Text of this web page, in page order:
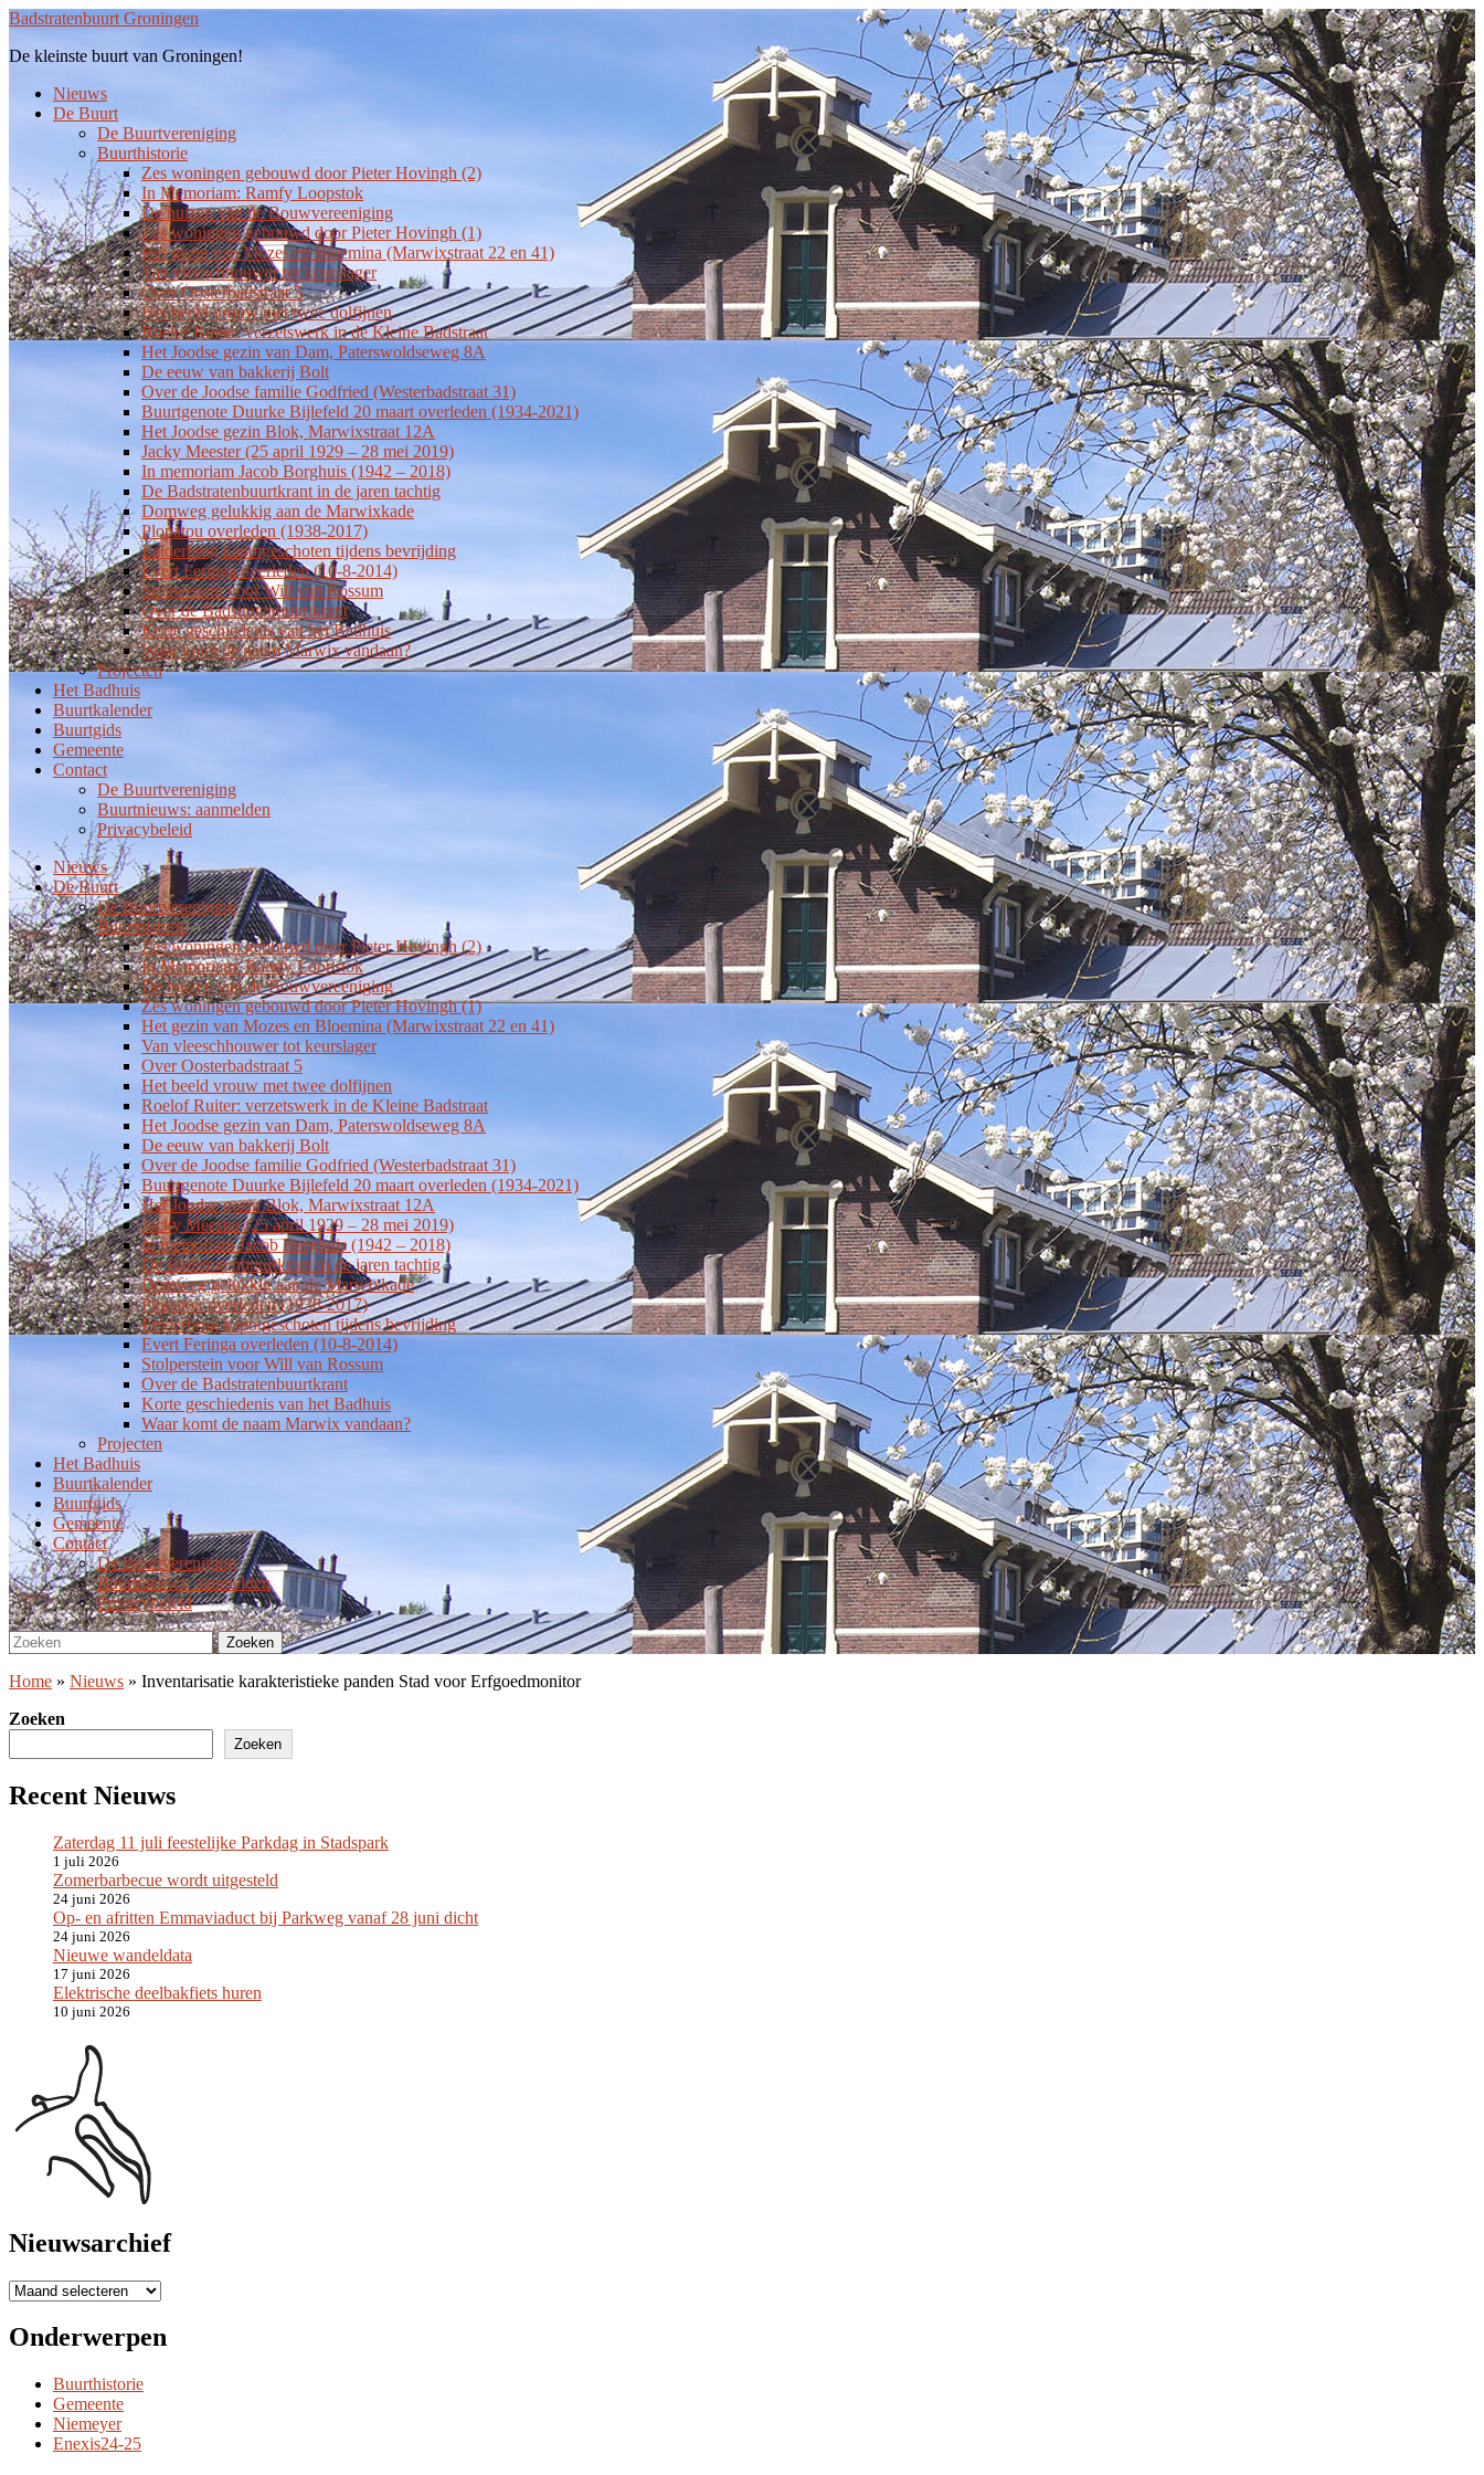
Overslaan
de
inhoud
Badstratenbuurt Groningen
De kleinste buurt van Groningen!
Toggle
mobiel
Nieuws
De Buurt
De Buurtvereniging
Buurthistorie
Zes woningen gebouwd door Pieter Hovingh (2)
In Memoriam: Ramfy Loopstok
De huizen van de Bouwvereeniging
Zes woningen gebouwd door Pieter Hovingh (1)
Het gezin van Mozes en Bloemina (Marwixstraat 22 en 41)
Van vleeschhouwer tot keurslager
Over Oosterbadstraat 5
Het beeld vrouw met twee dolfijnen
Roelof Ruiter: verzetswerk in de Kleine Badstraat
Het Joodse gezin van Dam, Paterswoldseweg 8A
De eeuw van bakkerij Bolt
Over de Joodse familie Godfried (Westerbadstraat 31)
Buurtgenote Duurke Bijlefeld 20 maart overleden (1934-2021)
Het Joodse gezin Blok, Marwixstraat 12A
Jacky Meester (25 april 1929 – 28 mei 2019)
In memoriam Jacob Borghuis (1942 – 2018)
De Badstratenbuurtkrant in de jaren tachtig
Domweg gelukkig aan de Marwixkade
Plopatou overleden (1938-2017)
Eelderbrug kapotgeschoten tijdens bevrijding
Evert Feringa overleden (10-8-2014)
Stolperstein voor Will van Rossum
Over de Badstratenbuurtkrant
Korte geschiedenis van het Badhuis
Waar komt de naam Marwix vandaan?
Projecten
Het Badhuis
Buurtkalender
Buurtgids
Gemeente
Contact
De Buurtvereniging
Buurtnieuws: aanmelden
Privacybeleid
Nieuws
De Buurt
De Buurtvereniging
Buurthistorie
Zes woningen gebouwd door Pieter Hovingh (2)
In Memoriam: Ramfy Loopstok
De huizen van de Bouwvereeniging
Zes woningen gebouwd door Pieter Hovingh (1)
Het gezin van Mozes en Bloemina (Marwixstraat 22 en 41)
Van vleeschhouwer tot keurslager
Over Oosterbadstraat 5
Het beeld vrouw met twee dolfijnen
Roelof Ruiter: verzetswerk in de Kleine Badstraat
Het Joodse gezin van Dam, Paterswoldseweg 8A
De eeuw van bakkerij Bolt
Over de Joodse familie Godfried (Westerbadstraat 31)
Buurtgenote Duurke Bijlefeld 20 maart overleden (1934-2021)
Het Joodse gezin Blok, Marwixstraat 12A
Jacky Meester (25 april 1929 – 28 mei 2019)
In memoriam Jacob Borghuis (1942 – 2018)
De Badstratenbuurtkrant in de jaren tachtig
Domweg gelukkig aan de Marwixkade
Plopatou overleden (1938-2017)
Eelderbrug kapotgeschoten tijdens bevrijding
Evert Feringa overleden (10-8-2014)
Stolperstein voor Will van Rossum
Over de Badstratenbuurtkrant
Korte geschiedenis van het Badhuis
Waar komt de naam Marwix vandaan?
Projecten
Het Badhuis
Buurtkalender
Buurtgids
Gemeente
Contact
De Buurtvereniging
Buurtnieuws: aanmelden
Privacybeleid
Zoeken
naar:
Zoeken
Home » Nieuws » Inventarisatie karakteristieke panden Stad voor Erfgoedmonitor
Zoeken
Zoeken
Recent Nieuws
Zaterdag 11 juli feestelijke Parkdag in Stadspark
1 juli 2026
Zomerbarbecue wordt uitgesteld
24 juni 2026
Op- en afritten Emmaviaduct bij Parkweg vanaf 28 juni dicht
24 juni 2026
Nieuwe wandeldata
17 juni 2026
Elektrische deelbakfiets huren
10 juni 2026
Nieuwsarchief
A
c
h
Onderwerpen
Buurthistorie
Gemeente
Niemeyer
Enexis24-25